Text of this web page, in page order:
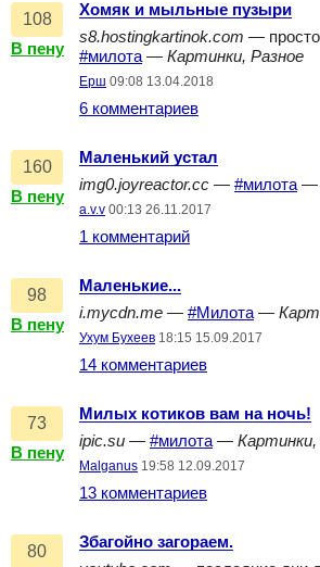
108
В пену
Хомяк и мыльные пузыри
s8.hostingkartinok.com —
#милота — Картинки, Разное
Ерш 09:08 13.04.2018
6 комментариев
160
В пену
Маленький устал
img0.joyreactor.cc — #милота —
a.v.v 00:13 26.11.2017
1 комментарий
98
В пену
Маленькие...
i.mycdn.me — #Милота —
Ухум Бухеев 18:15 15.09.2017
14 комментариев
73
В пену
Милых котиков вам на ночь!
ipic.su — #милота —
Malganus 19:58 12.09.2017
13 комментариев
80
Збагойно загораем.